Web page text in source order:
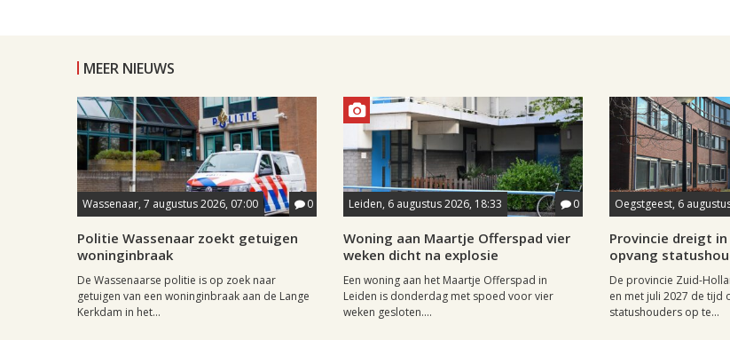
MEER NIEUWS
Wassenaar, 7 augustus 2026, 07:00 0
Politie Wassenaar zoekt getuigen
woninginbraak
De Wassenaarse politie is op zoek naar
getuigen van een woninginbraak aan de Lange
Kerkdam in het...
Leiden, 6 augustus 2026, 18:33 0
Woning aan Maartje Offerspad vier
weken dicht na explosie
Een woning aan het Maartje Offerspad in
Leiden is donderdag met spoed voor vier
weken gesloten....
Oegstgeest, 6
Provincie dreigt
opvang
De provincie Zuid-
en met juli 2027 de tijd
statushouders op te...